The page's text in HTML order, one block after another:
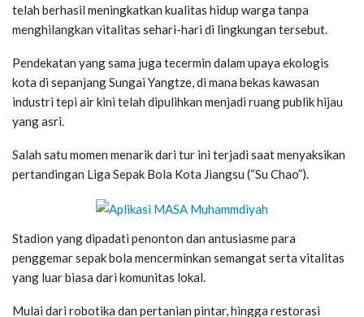
telah berhasil meningkatkan kualitas hidup warga tanpa
menghilangkan vitalitas sehari-hari di lingkungan tersebut.
Pendekatan yang sama juga tecermin dalam upaya ekologis
kota di sepanjang Sungai Yangtze, di mana bekas kawasan
industri tepi air kini telah dipulihkan menjadi ruang publik hijau
yang asri.
Salah satu momen menarik dari tur ini terjadi saat menyaksikan
pertandingan Liga Sepak Bola Kota Jiangsu (“Su Chao”).
Stadion yang dipadati penonton dan antusiasme para
penggemar sepak bola mencerminkan semangat serta vitalitas
yang luar biasa dari komunitas lokal.
Mulai dari robotika dan pertanian pintar, hingga restorasi